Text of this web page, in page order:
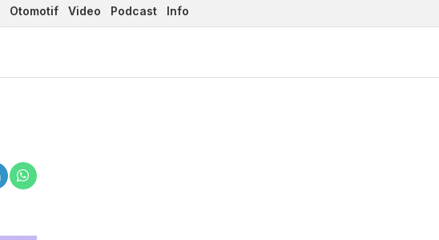
Otomotif Video Podcast Info